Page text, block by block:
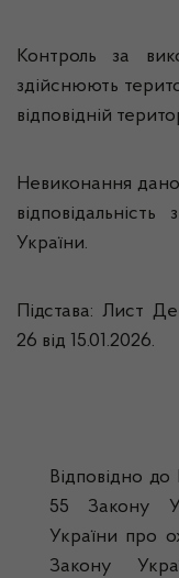
Контроль за
здійснюють
відповідній
Невиконання
України.
Підстава: Лист
26 від 15.01.2026.
Відповідно до
55 Закону
України про
Закону